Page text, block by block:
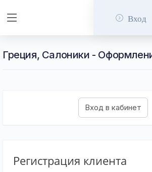
Вход
Греция, Салоники -
Регистрация клиента